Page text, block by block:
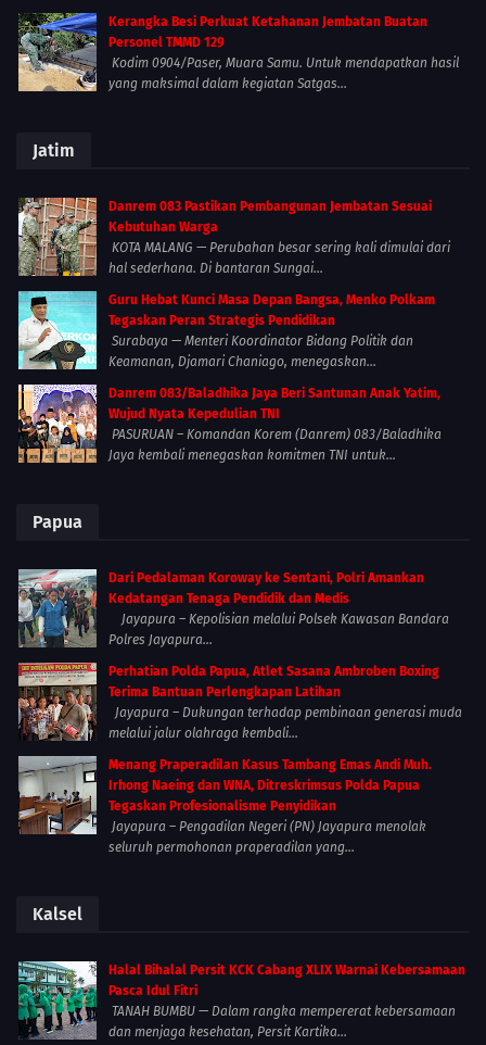
Kerangka Besi Perkuat Ketahanan Jembatan Buatan
Personel TMMD 129
Kodim 0904/Paser, Muara Samu. Untuk mendapatkan hasil
yang maksimal dalam kegiatan Satgas...
Jatim
Danrem 083 Pastikan Pembangunan Jembatan Sesuai
Kebutuhan Warga
KOTA MALANG — Perubahan besar sering kali dimulai dari
hal sederhana. Di bantaran Sungai...
Guru Hebat Kunci Masa Depan Bangsa, Menko Polkam
Tegaskan Peran Strategis Pendidikan
Surabaya — Menteri Koordinator Bidang Politik dan
Keamanan, Djamari Chaniago, menegaskan...
Danrem 083/Baladhika Jaya Beri Santunan Anak Yatim,
Wujud Nyata Kepedulian TNI
PASURUAN – Komandan Korem (Danrem) 083/Baladhika
Jaya kembali menegaskan komitmen TNI untuk...
Papua
Dari Pedalaman Koroway ke Sentani, Polri Amankan
Kedatangan Tenaga Pendidik dan Medis
Jayapura – Kepolisian melalui Polsek Kawasan Bandara
Polres Jayapura...
Perhatian Polda Papua, Atlet Sasana Ambroben Boxing
Terima Bantuan Perlengkapan Latihan
Jayapura – Dukungan terhadap pembinaan generasi muda
melalui jalur olahraga kembali...
Menang Praperadilan Kasus Tambang Emas Andi Muh.
Irhong Naeing dan WNA, Ditreskrimsus Polda Papua
Tegaskan Profesionalisme Penyidikan
Jayapura – Pengadilan Negeri (PN) Jayapura menolak
seluruh permohonan praperadilan yang...
Kalsel
Halal Bihalal Persit KCK Cabang XLIX Warnai Kebersamaan
Pasca Idul Fitri
TANAH BUMBU — Dalam rangka mempererat kebersamaan
dan menjaga kesehatan, Persit Kartika...